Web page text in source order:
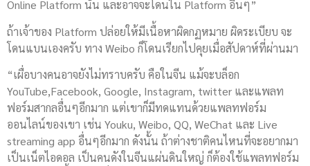
Online Platform นั้น และอาจจะโดนใน Platform อื่นๆ”
ถ้าเจ้าของ Platform ปล่อยให้มีเนื้อหาผิดกฏหมาย ผิดระเบียบ จะ
โดนแบนเองครับ ทาง Weibo ก็โดนเรียกไปคุยเมื่อสัปดาห์ที่ผ่านมา
“เผื่อบางคนอาจยังไม่ทราบครับ คือในจีน แม้จะบล็อก
YouTube,Facebook, Google, Instagram, twitter และแพลท
ฟอร์มสากลอื่นๆอีกมาก แต่เขาก็มีทดแทนด้วยแพลทฟอร์ม
ออนไลน์ของเขา เช่น Youku, Weibo, QQ, WeChat และ Live
streaming app อื่นๆอีกมาก ดังนั้น ถ้าต่างชาติคนไหนที่จะอยากมา
เป็นเน็ตไอดอล เป็นคนดังในจีนแผ่นดินใหญ่ ก็ต้องใช้แพลทฟอร์ม